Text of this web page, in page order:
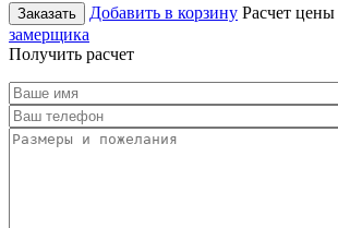
Заказать Добавить в корзину Расчет цены
замерщика
Получить расчет